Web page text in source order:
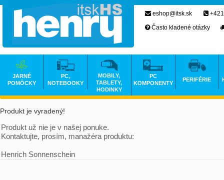
Produkt je vyradený!
Produkt už nie je v našej ponuke.
Kontaktujte, prosím, manažéra produktu:
Henrich Sonnenschein
eshop@itsk.sk
Často kladené otázky
JARNÉ
POMÔCKY
PC,
NOTEBOOKY
MOBILY,
TABLETY,
HODINKY
PC
KOMPONENTY
PERIFÉRIE